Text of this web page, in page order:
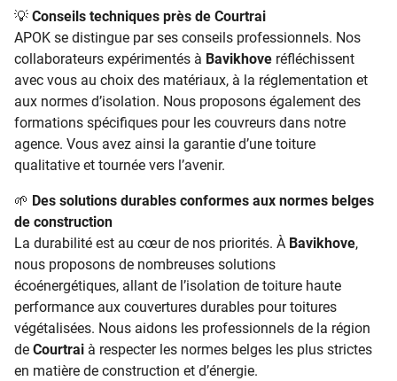
💡 Conseils techniques près de Courtrai
APOK se distingue par ses conseils professionnels. Nos
collaborateurs expérimentés à Bavikhove réfléchissent
avec vous au choix des matériaux, à la réglementation et
aux normes d’isolation. Nous proposons également des
formations spécifiques pour les couvreurs dans notre
agence. Vous avez ainsi la garantie d’une toiture
qualitative et tournée vers l’avenir.
🌱 Des solutions durables conformes aux normes belges
de construction
La durabilité est au cœur de nos priorités. À Bavikhove,
nous proposons de nombreuses solutions
écoénergétiques, allant de l’isolation de toiture haute
performance aux couvertures durables pour toitures
végétalisées. Nous aidons les professionnels de la région
de Courtrai à respecter les normes belges les plus strictes
en matière de construction et d’énergie.